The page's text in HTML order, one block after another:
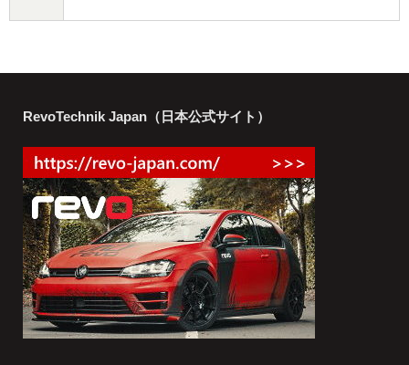
RevoTechnik Japan（日本公式サイト）